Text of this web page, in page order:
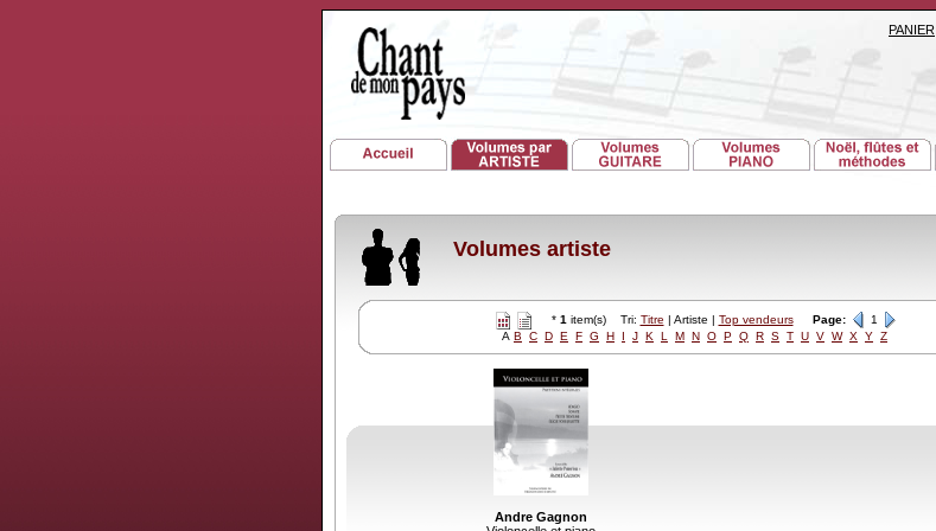
PANIER
Volumes artiste
* 1 item(s) Tri: Titre | Artiste | Top vendeurs Page:
1
A B C D E F G H I J K L M N O P Q R S T U V W X Y Z
Andre Gagnon